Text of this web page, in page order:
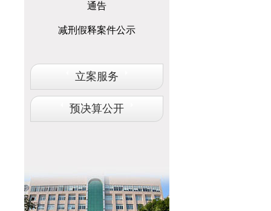
通告
减刑假释案件公示
立案服务
预决算公开